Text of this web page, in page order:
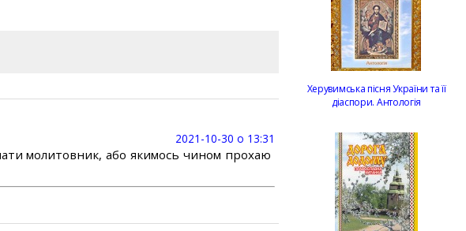
2021-10-30 о 13:31
молитовник, або якимось чином прохаю
Херувимська пісня України та її
діаспори. Антологія